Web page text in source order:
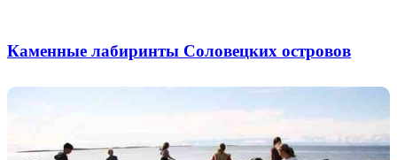
Каменные лабиринты Соловецких островов